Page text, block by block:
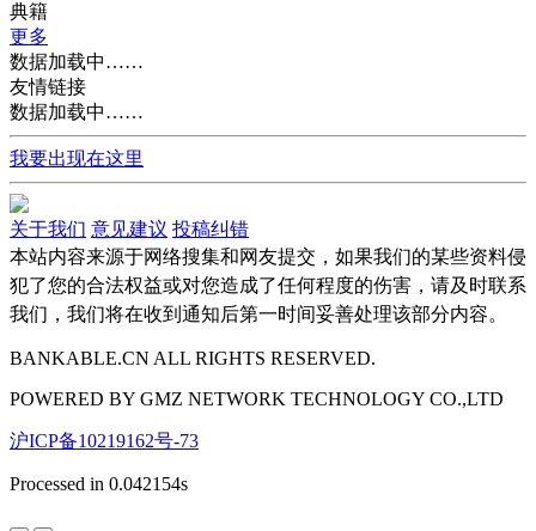
典籍
更多
数据加载中……
友情链接
数据加载中……
我要出现在这里
关于我们 意见建议 投稿纠错
本站内容来源于网络搜集和网友提交，如果我们的某些资料侵
犯了您的合法权益或对您造成了任何程度的伤害，请及时联系
我们，我们将在收到通知后第一时间妥善处理该部分内容。
BANKABLE.CN ALL RIGHTS RESERVED.
POWERED BY GMZ NETWORK TECHNOLOGY CO.,LTD
沪ICP备10219162号-73
Processed in 0.042154s